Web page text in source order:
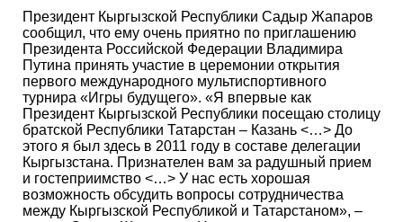
Президент Кыргызской Республики Садыр Жапаров
сообщил, что ему очень приятно по приглашению
Президента Российской Федерации Владимира
Путина принять участие в церемонии открытия
первого международного мультиспортивного
турнира «Игры будущего». «Я впервые как
Президент Кыргызской Республики посещаю столицу
братской Республики Татарстан – Казань <…> До
этого я был здесь в 2011 году в составе делегации
Кыргызстана. Признателен вам за радушный прием
и гостеприимство <…> У нас есть хорошая
возможность обсудить вопросы сотрудничества
между Кыргызской Республикой и Татарстаном», –